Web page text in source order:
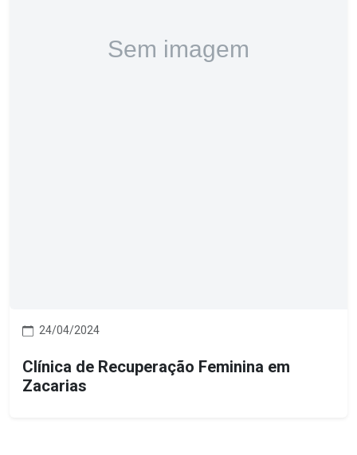
24/04/2024
Clínica de Recuperação Feminina em
Zacarias